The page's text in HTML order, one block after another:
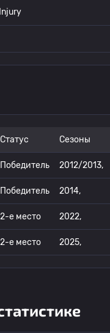
Статус Сезоны
Победитель 2012/2013,
Победитель 2014,
2-е место 2022,
2-е место 2025,